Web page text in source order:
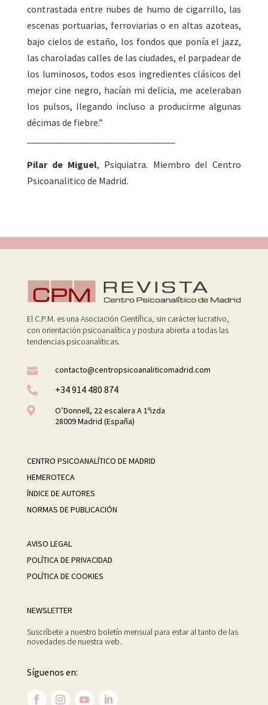
contrastada entre nubes de humo de cigarrillo, las
escenas portuarias, ferroviarias o en altas azoteas,
bajo cielos de estaño, los fondos que ponía el jazz,
las charoladas calles de las ciudades, el parpadear de
los luminosos, todos esos ingredientes clásicos del
mejor cine negro, hacían mi delicia, me aceleraban
los pulsos, llegando incluso a producirme algunas
décimas de fiebre.”
Pilar de Miguel, Psiquiatra. Miembro del Centro
Psicoanalitico de Madrid.
El C.P.M. es una Asociación Científica, sin carácter lucrativo,
con orientación psicoanalítica y postura abierta a todas las
tendencias psicoanalíticas.

contacto@centropsicoanaliticomadrid.com

+34 914 480 874

O’Donnell, 22 escalera A 1ºizda
28009 Madrid (España)
CENTRO PSICOANALÍTICO DE MADRID
HEMEROTECA
ÍNDICE DE AUTORES
NORMAS DE PUBLICACIÓN
AVISO LEGAL
POLÍTICA DE PRIVACIDAD
POLÍTICA DE COOKIES
NEWSLETTER
Suscríbete a nuestro boletín mensual para estar al tanto de las
novedades de nuestra web.
Síguenos en: